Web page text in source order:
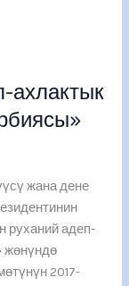
ахлактык
жана дене
руханий адеп-
жөнүндө
2017-